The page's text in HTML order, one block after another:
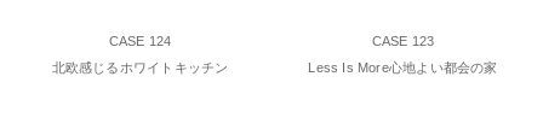
CASE 124
北欧感じるホワイトキッチン
CASE 123
Less Is More心地よい都会の家